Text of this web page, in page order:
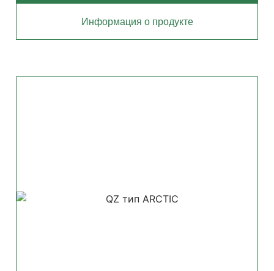
Информация о продукте